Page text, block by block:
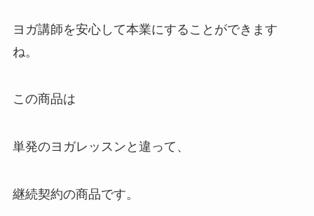
ヨガ講師を安心して本業にすることができます
ね。
この商品は
単発のヨガレッスンと違って、
継続契約の商品です。